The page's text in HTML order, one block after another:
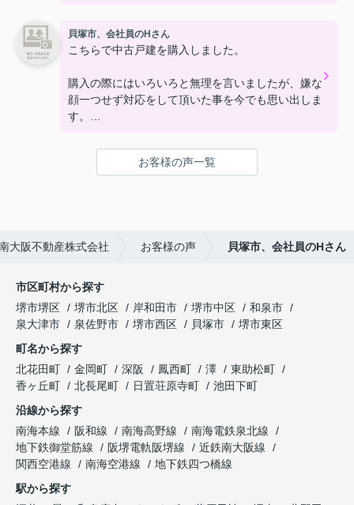
結果的に他社さんが売れそうな金額と言っていた額
より高く売れました。既に、新しい方が住まわれて
いるのを見て 早く売却してよかったと思っていま
す。
ありがとうございました。
貝塚市、会社員のHさん
こちらで中古戸建を購入しました。
購入の際にはいろいろと無理を言いましたが、嫌な
顔一つせず対応をして頂いた事を今でも思い出しま
す。
物件の引き渡し後も、変わりなく丁寧な対応で満足
しております。お客様の声一覧
大阪不動産株式会社 お客様の声 貝塚市、会社員のHさん
市区町村から探す
堺市堺区
堺市北区 岸和田市 堺市中区
和泉市
泉大津市
泉佐野市 堺市西区 貝塚市
堺市東区
町名から探す
北花田町
金岡町 深阪 鳳西町 澤
東助松町
香ヶ丘町
北長尾町 日置荘原寺町
池田下町
沿線から探す
南海本線
阪和線 南海高野線
南海電鉄泉北線
地下鉄御堂筋線
阪堺電軌阪堺線
近鉄南大阪線
関西空港線
南海空港線
地下鉄四つ橋線
駅から探す